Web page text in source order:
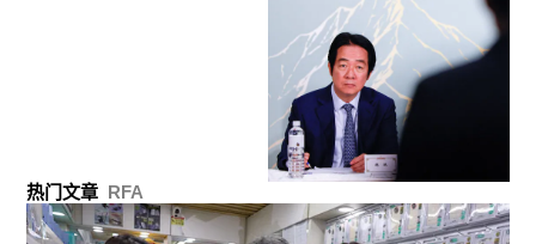
热门文章 RFA